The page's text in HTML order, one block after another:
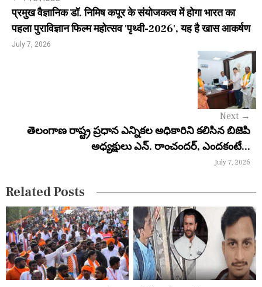
n
a
o
n
प्रमुख वैज्ञानिक डॉ. निमिष कपूर के संयोजकत्व में होगा भारत का
पहला पुराविज्ञान फिल्म महोत्सव 'पृथ्वी-2026', यह है खास आकर्षण
July 7, 2026
Next →
తెలంగాణ రాష్ట్ర ప్రధాన ఎన్నికల అధికారిని కలిసిన బిజెపి
అధ్యక్షులు ఎన్. రాంచందర్, ఎందకంటే...
July 7, 2026
Related Posts